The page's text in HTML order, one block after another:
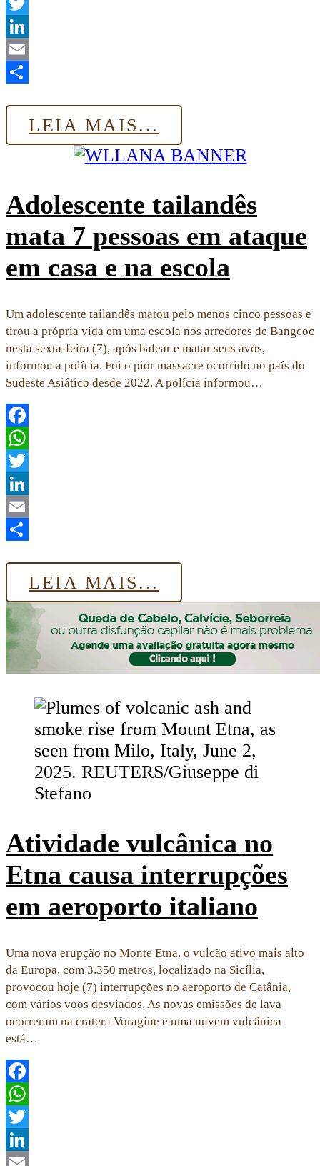
WhatsApp
Twitter
LinkedIn
Email
LEIA MAIS...
Adolescente tailandês
mata 7 pessoas em ataque
em casa e na escola
Um adolescente tailandês matou pelo menos cinco pessoas e
tirou a própria vida em uma escola nos arredores de Bangcoc
nesta sexta-feira (7), após balear e matar seus avós,
informou a polícia. Foi o pior massacre ocorrido no país do
Sudeste Asiático desde 2022. A polícia informou…
Facebook
WhatsApp
Twitter
LinkedIn
Email
LEIA MAIS...
Atividade vulcânica no
Etna causa interrupções
em aeroporto italiano
Uma nova erupção no Monte Etna, o vulcão ativo mais alto
da Europa, com 3.350 metros, localizado na Sicília,
provocou hoje (7) interrupções no aeroporto de Catânia,
com vários voos desviados. As novas emissões de lava
ocorreram na cratera Voragine e uma nuvem vulcânica
está…
Facebook
WhatsApp
Twitter
LinkedIn